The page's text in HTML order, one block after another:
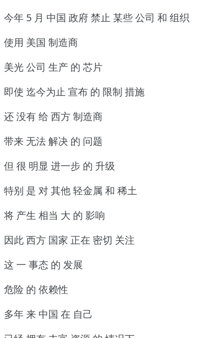
今年 5 月 中国 政府 禁止 某些 公司 和 组织
使用 美国 制造商
美光 公司 生产 的 芯片
即使 迄今为止 宣布 的 限制 措施
还 没有 给 西方 制造商
带来 无法 解决 的 问题
但 很 明显 进一步 的 升级
特别 是 对 其他 轻金属 和 稀土
将 产生 相当 大 的 影响
因此 西方 国家 正在 密切 关注
这 一 事态 的 发展
危险 的 依赖性
多年 来 中国 在 自己